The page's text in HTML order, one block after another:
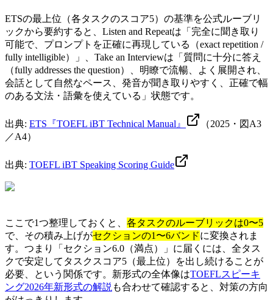
ETSの最上位（各タスクのスコア5）の基準を公式ルーブリ
ックから要約すると、Listen and Repeatは「完全に聞き取り
可能で、プロンプトを正確に再現している（exact repetition /
fully intelligible）」、Take an Interviewは「質問に十分に答え
（fully addresses the question）、明瞭で流暢、よく展開され、
会話として自然なペース、発音が聞き取りやすく、正確で幅
のある文法・語彙を使えている」状態です。
出典: ETS『TOEFL iBT Technical Manual』
（2025・図A3
／A4）
出典: TOEFL iBT Speaking Scoring Guide
ここで1つ整理しておくと、 各タスクのルーブリックは0〜5
で、その積み上げがセクションの1〜6バンドに変換されま
す。つまり「セクション6.0（満点）」に届くには、全タス
クで安定してタスクスコア5（最上位）を出し続けることが
必要、という関係です。新形式の全体像はTOEFLスピーキ
ング2026年新形式の解説 も合わせて確認すると、対策の方向